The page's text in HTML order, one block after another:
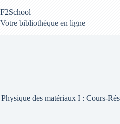
au
contenu
F2School
Votre bibliothèque en ligne
Physique des matériaux I : Cours-